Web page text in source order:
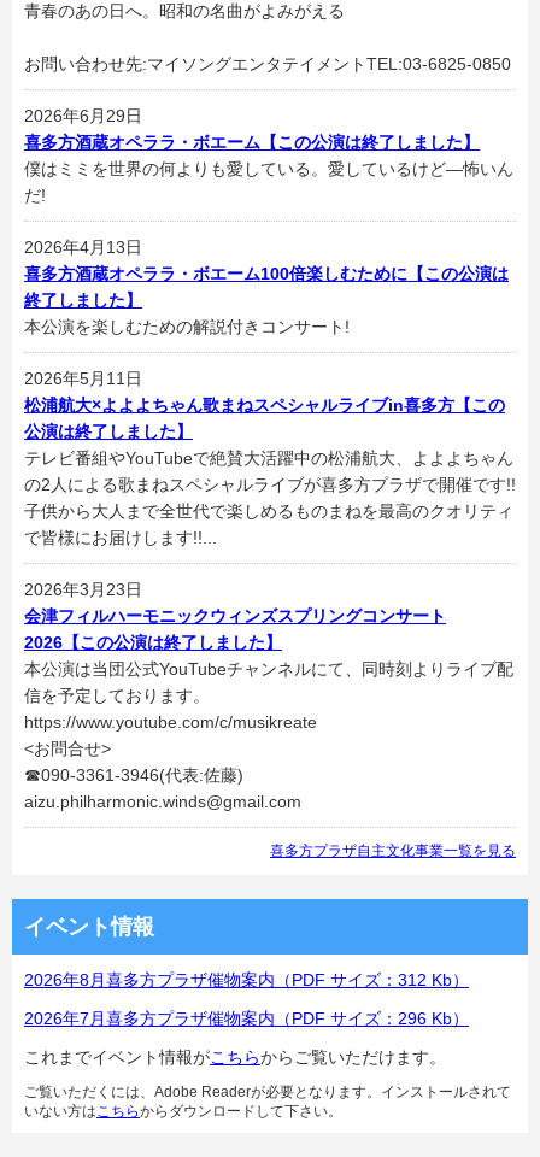
青春のあの日へ。昭和の名曲がよみがえる
お問い合わせ先:マイソングエンタテイメントTEL:03-6825-0850
2026年6月29日
喜多方酒蔵オペララ・ボエーム【この公演は終了しました】
僕はミミを世界の何よりも愛している。愛しているけど—怖いん
だ!
2026年4月13日
喜多方酒蔵オペララ・ボエーム100倍楽しむために【この公演は
終了しました】
本公演を楽しむための解説付きコンサート!
2026年5月11日
松浦航大×よよよちゃん歌まねスペシャルライブin喜多方【この
公演は終了しました】
テレビ番組やYouTubeで絶賛大活躍中の松浦航大、よよよちゃん
の2人による歌まねスペシャルライブが喜多方プラザで開催です!!
子供から大人まで全世代で楽しめるものまねを最高のクオリティ
で皆様にお届けします!!...
2026年3月23日
会津フィルハーモニックウィンズスプリングコンサート
2026【この公演は終了しました】
本公演は当団公式YouTubeチャンネルにて、同時刻よりライブ配
信を予定しております。
https://www.youtube.com/c/musikreate
<お問合せ>
☎090-3361-3946(代表:佐藤)
aizu.philharmonic.winds@gmail.com
喜多方プラザ自主文化事業一覧を見る
イベント情報
2026年8月喜多方プラザ催物案内（PDF サイズ： 312 Kb）
2026年7月喜多方プラザ催物案内（PDF サイズ： 296 Kb）
これまでイベント情報がこちらからご覧いただけます。
ご覧いただくには、Adobe Readerが必要となります。インストールされて
いない方はこちらからダウンロードして下さい。